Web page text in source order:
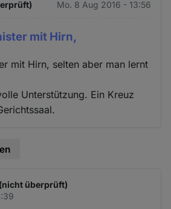
Mo. 8 Aug 2016 - 13:56
mit Hirn,
mit Hirn, selten aber man lernt
Unterstützung. Ein Kreuz
überprüft)